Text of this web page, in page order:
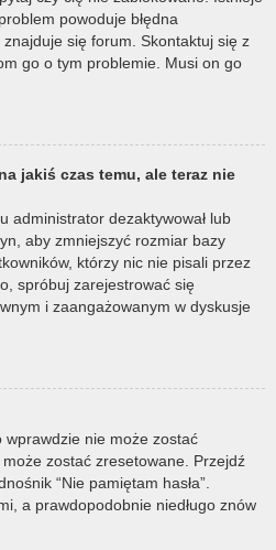
powoduje błędna
się forum. Skontaktuj się z
go o tym problemie. Musi on go
jakiś czas temu, ale teraz nie
administrator dezaktywował lub
aby zmniejszyć rozmiar bazy
którzy nic nie pisali przez
spróbuj zarejestrować się
i zaangażowanym w dyskusje
wprawdzie nie może zostać
zostać zresetowane. Przejdź
“Nie pamiętam hasła”.
a prawdopodobnie niedługo znów